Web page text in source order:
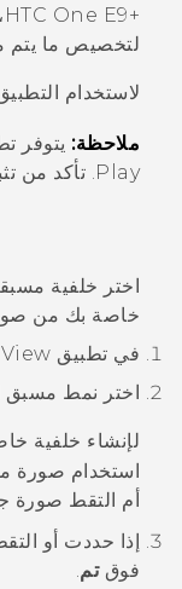
الدعم
أجهزة HTC والملحقات
‍+HTC One E9
لتخصيص ما يتم
لاستخدام
ملاحظة: يتوفر
Play . تأكد من
اختر خلفية
خاصة بك من
في تطبيق
اختر نمط مسبق
لإنشاء خلفية
استخدام صورة
أم التقط صورة
إذا حددت أو
فوقتم.